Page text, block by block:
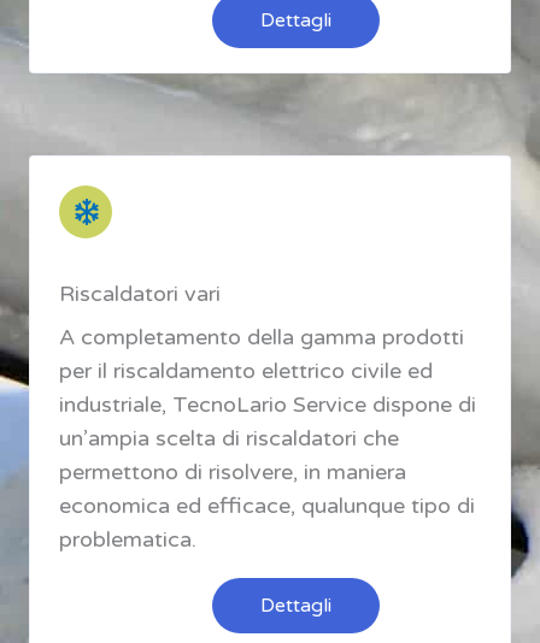
Dettagli
Riscaldatori vari
A completamento della gamma prodotti
per il riscaldamento elettrico civile ed
industriale, TecnoLario Service dispone di
un’ampia scelta di riscaldatori che
permettono di risolvere, in maniera
economica ed efficace, qualunque tipo di
problematica.
Dettagli